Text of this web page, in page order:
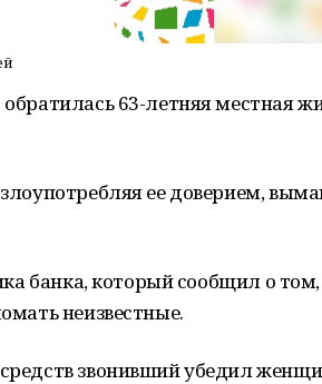
63-летняя местная
ее доверием,
банка, который сообщил о
неизвестные.
звонивший убедил